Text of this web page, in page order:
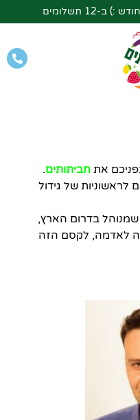
את חביתותים.
לראשוניות של גידול
בדרום הארץ,
לאדמה, לקסם הזה